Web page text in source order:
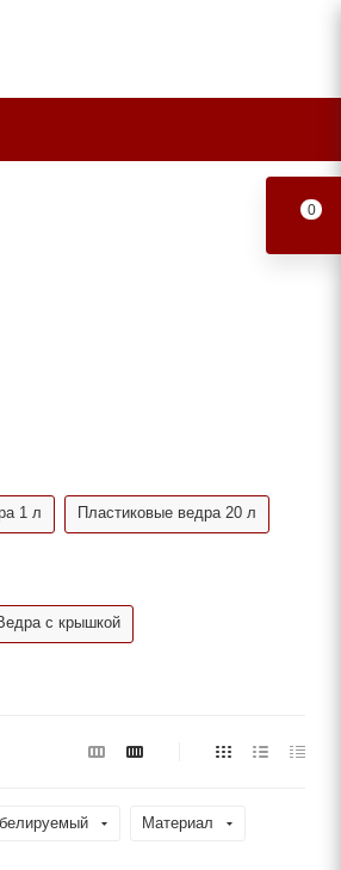
1 л Пластиковые ведра 20 л
с крышкой
Материал
0